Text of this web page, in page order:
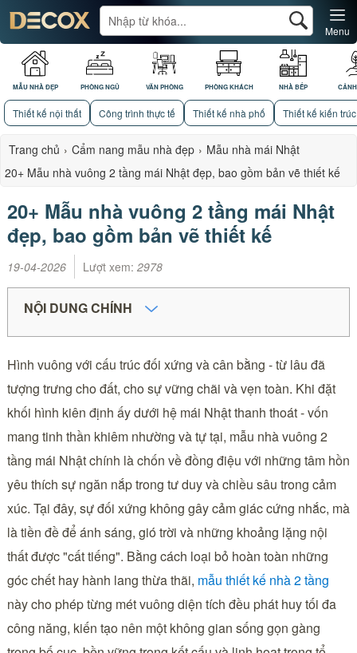
MẪU NHÀ ĐẸP PHÒNG NGỦ VĂN PHÒNG PHÒNG KHÁCH NHÀ BẾP
Menu
Thiết kế nội thất Công trình thực tế Thiết kế nhà phố Thiết kế kiến trúc
Trang chủ › Cẩm nang mẫu nhà đẹp › Mẫu nhà mái Nhật
20+ Mẫu nhà vuông 2 tầng mái Nhật đẹp, bao gồm bản vẽ thiết kế
20+ Mẫu nhà vuông 2 tầng mái Nhật
đẹp, bao gồm bản vẽ thiết kế
19-04-2026 Lượt xem: 2978
NỘI DUNG CHÍNH
Hình vuông với cấu trúc đối xứng và cân bằng - từ lâu đã
tượng trưng cho đất, cho sự vững chãi và vẹn toàn. Khi đặt
khối hình kiên định ấy dưới hệ mái Nhật thanh thoát - vốn
mang tinh thần khiêm nhường và tự tại, mẫu nhà vuông 2
tầng mái Nhật chính là chốn về đồng điệu với những tâm hồn
yêu thích sự ngăn nắp trong tư duy và chiều sâu trong cảm
xúc. Tại đây, sự đối xứng không gây cảm giác cứng nhắc, mà
là tiền đề để ánh sáng, gió trời và những khoảng lặng nội
thất được "cất tiếng". Bằng cách loại bỏ hoàn toàn những
góc chết hay hành lang thừa thãi, mẫu thiết kế nhà 2 tầng
này cho phép từng mét vuông diện tích đều phát huy tối đa
công năng, kiến tạo nên một không gian sống gọn gàng